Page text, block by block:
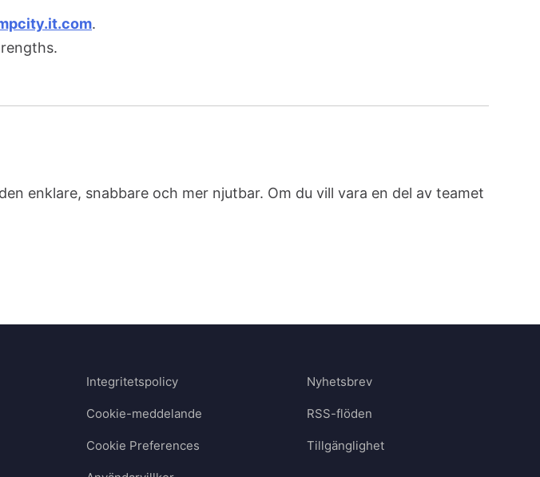
.
enklare, snabbare och mer njutbar. Om du vill vara en del av teamet
Integritetspolicy
Cookie-meddelande
Cookie Preferences
Nyhetsbrev
RSS-flöden
Tillgänglighet